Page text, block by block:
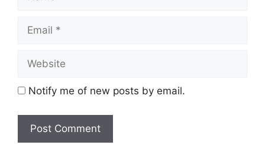
Notify me of new posts by email.